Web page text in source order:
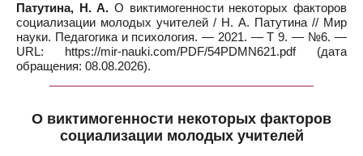
Патутина, Н. А. О виктимогенности некоторых факторов
социализации молодых учителей / Н. А. Патутина // Мир
науки. Педагогика и психология. — 2021. — Т 9. — №6. —
URL: https://mir-nauki.com/PDF/54PDMN621.pdf (дата
обращения: 08.08.2026).
О виктимогенности некоторых факторов
социализации молодых учителей